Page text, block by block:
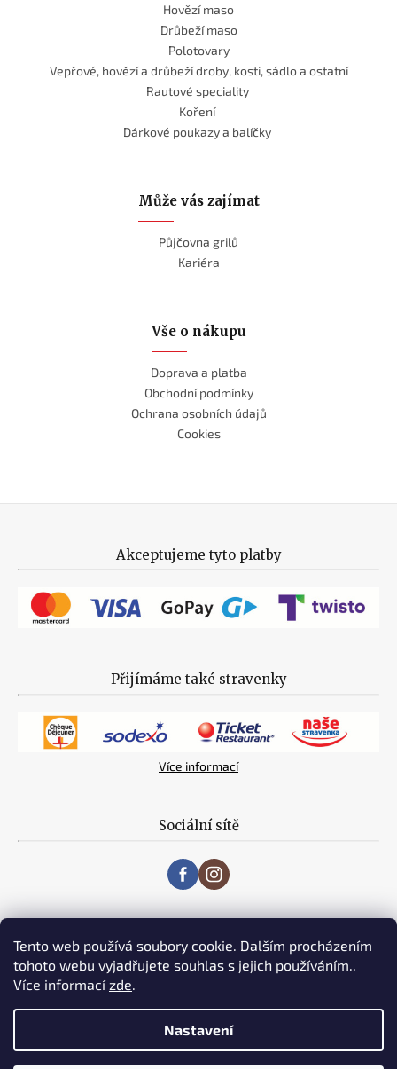
Tento web používá soubory cookie. Dalším procházením
tohoto webu vyjadřujete souhlas s jejich používáním..
Více informacízde.
Nastavení
Hovězí maso
Drůbeží maso
Polotovary
Vepřové, hovězí a drůbeží droby, kosti, sádlo a ostatní
Rautové speciality
Koření
Dárkové poukazy a balíčky
Může vás zajímat
Půjčovna grilů
Kariéra
Vše o nákupu
Doprava a platba
Obchodní podmínky
Ochrana osobních údajů
Cookies
Akceptujeme tyto platby
Přijímáme také stravenky
Více informací
Sociální sítě
Copyright 2019 MASO V + W s.r.o. Všechna práva vyhrazena. |